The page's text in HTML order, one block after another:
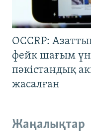
OCCRP:
фейк шағым
пәкістандық
жасалған
Жаңалықтар